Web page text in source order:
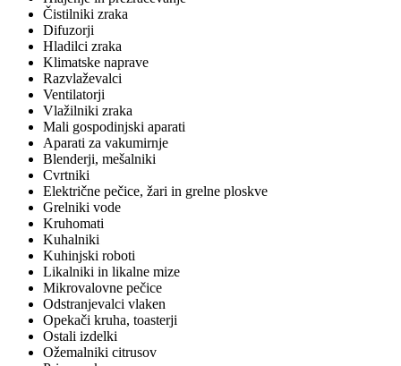
Čistilniki zraka
Difuzorji
Hladilci zraka
Klimatske naprave
Razvlaževalci
Ventilatorji
Vlažilniki zraka
Mali gospodinjski aparati
Aparati za vakumirnje
Blenderji, mešalniki
Cvrtniki
Električne pečice, žari in grelne ploskve
Grelniki vode
Kruhomati
Kuhalniki
Kuhinjski roboti
Likalniki in likalne mize
Mikrovalovne pečice
Odstranjevalci vlaken
Opekači kruha, toasterji
Ostali izdelki
Ožemalniki citrusov